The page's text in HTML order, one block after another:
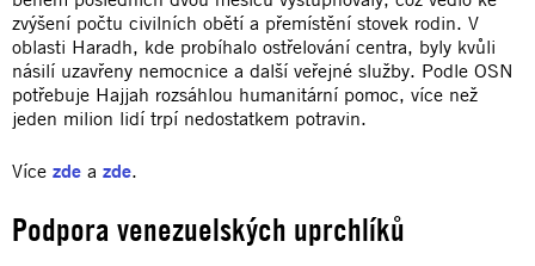
zvýšení počtu civilních obětí a přemístění stovek rodin. V
oblasti Haradh, kde probíhalo ostřelování centra, byly kvůli
násilí uzavřeny nemocnice a další veřejné služby. Podle OSN
potřebuje Hajjah rozsáhlou humanitární pomoc, více než
jeden milion lidí trpí nedostatkem potravin.
Více zde a zde.
Podpora venezuelských uprchlíků